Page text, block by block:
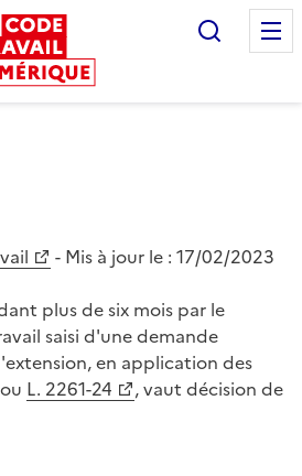
- Mis à jour le : 17/02/2023
plus de six mois par le
saisi d'une demande
en application des
ou L. 2261-24
, vaut décision de